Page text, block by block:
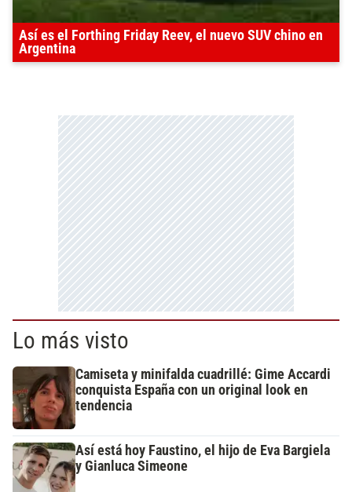
Así es el Forthing Friday Reev, el nuevo SUV chino en
Argentina
Lo más visto
Camiseta y minifalda cuadrillé: Gime Accardi
conquista España con un original look en
tendencia
Así está hoy Faustino, el hijo de Eva Bargiela
y Gianluca Simeone